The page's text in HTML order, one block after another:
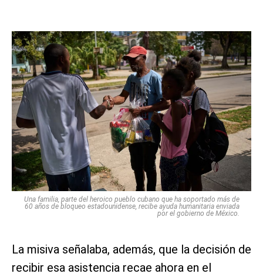
Una familia, parte del heroico pueblo cubano que ha soportado más de
60 años de bloqueo estadounidense, recibe ayuda humanitaria enviada
por el gobierno de México.
La misiva señalaba, además, que la decisión de
recibir esa asistencia recae ahora en el